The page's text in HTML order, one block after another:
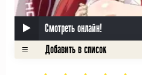
Смотреть онлайн!